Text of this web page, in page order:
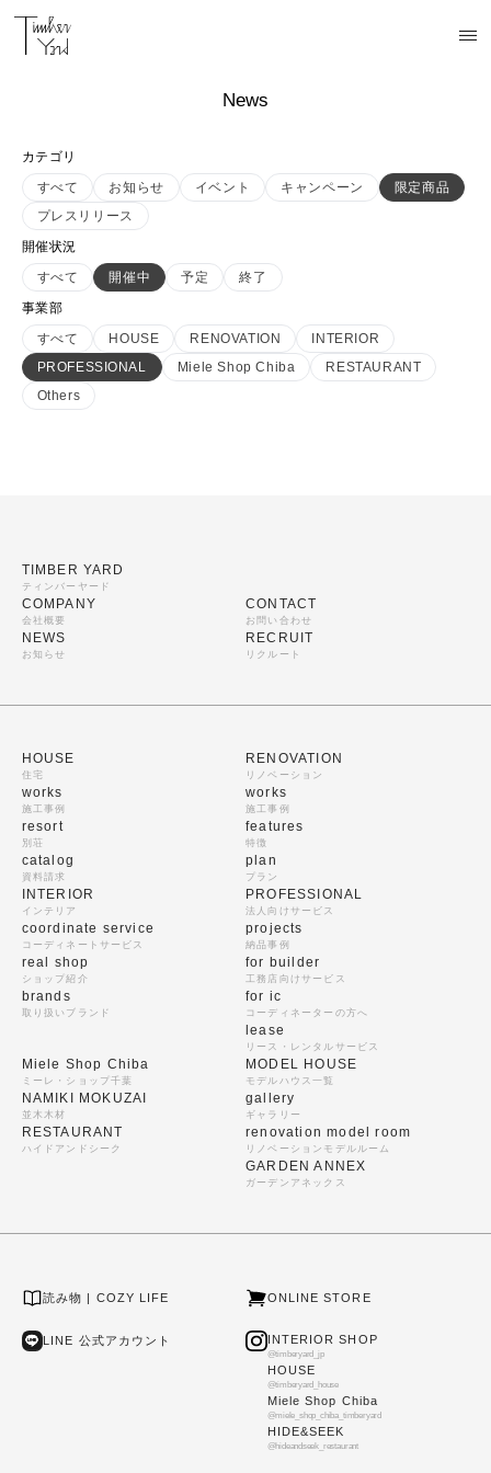
News
カテゴリ
すべて
お知らせ イベント キャンペーン
限定商品
プレスリリース
開催状況
すべて
開催中 予定
終了
事業部
すべて
HOUSE RENOVATION
INTERIOR
PROFESSIONAL
Miele Shop Chiba
RESTAURANT
Others
TIMBER YARD
ティンバーヤード
COMPANY
会社概要
NEWS
お知らせ
CONTACT
お問い合わせ
RECRUIT
リクルート
HOUSE
住宅
works
施工事例
resort
別荘
catalog
資料請求
RENOVATION
リノベーション
works
施工事例
features
特徴
plan
プラン
INTERIOR
インテリア
coordinate service
コーディネートサービス
real shop
ショップ紹介
brands
取り扱いブランド
PROFESSIONAL
法人向けサービス
projects
納品事例
for builder
工務店向けサービス
for ic
コーディネーターの方へ
lease
リース・レンタルサービス
Miele Shop Chiba
ミーレ・ショップ千葉
NAMIKI MOKUZAI
並木木材
RESTAURANT
ハイドアンドシーク
MODEL HOUSE
モデルハウス一覧
gallery
ギャラリー
renovation model room
リノベーションモデルルーム
GARDEN ANNEX
ガーデンアネックス
読み物 | COZY LIFE ONLINE STORE
LINE 公式アカウント INTERIOR SHOP
@timberyard_jp
HOUSE
@timberyard_house
Miele Shop Chiba
@miele_shop_chiba_timberyard
HIDE&SEEK
@hideandseek_restaurant